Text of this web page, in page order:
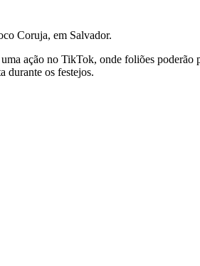
Coruja, em Salvador.
ação no TikTok, onde foliões poderão
durante os festejos.